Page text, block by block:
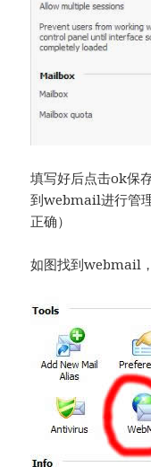
填写好后点击ok保
到webmail进行管
正确）
如图找到webmail